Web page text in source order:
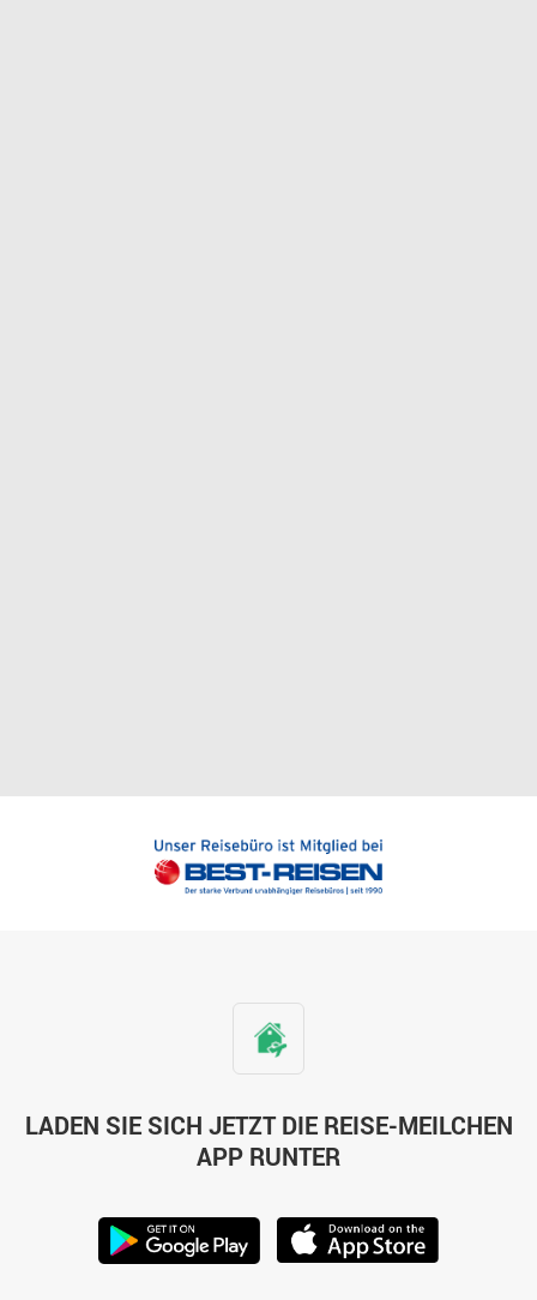
LADEN SIE SICH JETZT DIE REISE-MEILCHEN
APP RUNTER